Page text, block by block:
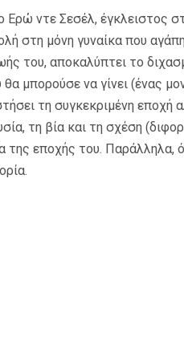
ντε Σεσέλ, έγκλειστος
στη μόνη γυναίκα που
του, αποκαλύπτει το
μπορούσε να γίνει (ένας
τη συγκεκριμένη εποχή
τη βία και τη σχέση
εποχής του. Παράλληλα,